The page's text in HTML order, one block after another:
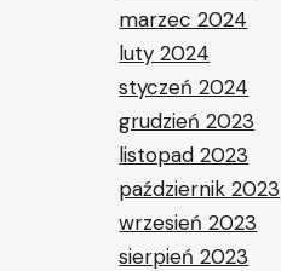
marzec 2024
luty 2024
styczeń 2024
grudzień 2023
listopad 2023
październik 2023
wrzesień 2023
sierpień 2023